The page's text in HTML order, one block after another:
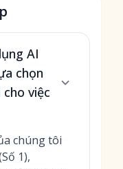
AI
chọn
việc
chúng tôi
1),